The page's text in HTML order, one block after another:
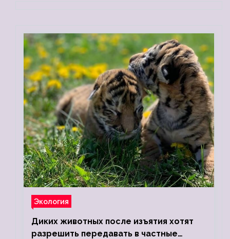
Экология
Диких животных после изъятия хотят
разрешить передавать в частные